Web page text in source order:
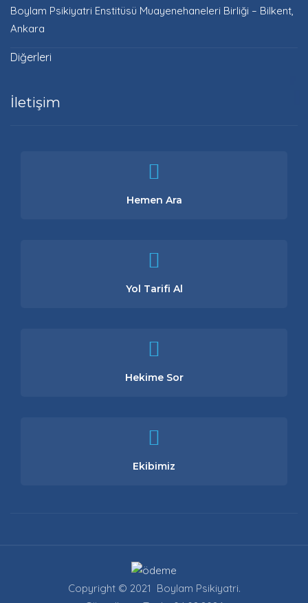
Boylam Psikiyatri Enstitüsü Muayenehaneleri Birliği – Bilkent,
Ankara
Diğerleri
İletişim
Hemen Ara
Yol Tarifi Al
Hekime Sor
Ekibimiz
Copyright © 2021 Boylam Psikiyatri.